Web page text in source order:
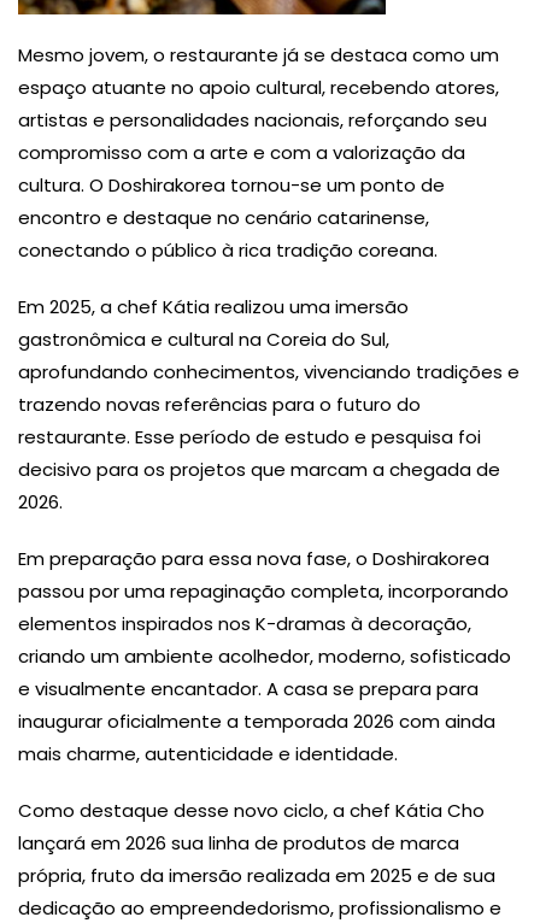
Mesmo jovem, o restaurante já se destaca como um
espaço atuante no apoio cultural, recebendo atores,
artistas e personalidades nacionais, reforçando seu
compromisso com a arte e com a valorização da
cultura. O Doshirakorea tornou-se um ponto de
encontro e destaque no cenário catarinense,
conectando o público à rica tradição coreana.
Em 2025, a chef Kátia realizou uma imersão
gastronômica e cultural na Coreia do Sul,
aprofundando conhecimentos, vivenciando tradições e
trazendo novas referências para o futuro do
restaurante. Esse período de estudo e pesquisa foi
decisivo para os projetos que marcam a chegada de
2026.
Em preparação para essa nova fase, o Doshirakorea
passou por uma repaginação completa, incorporando
elementos inspirados nos K-dramas à decoração,
criando um ambiente acolhedor, moderno, sofisticado
e visualmente encantador. A casa se prepara para
inaugurar oficialmente a temporada 2026 com ainda
mais charme, autenticidade e identidade.
Como destaque desse novo ciclo, a chef Kátia Cho
lançará em 2026 sua linha de produtos de marca
própria, fruto da imersão realizada em 2025 e de sua
dedicação ao empreendedorismo, profissionalismo e